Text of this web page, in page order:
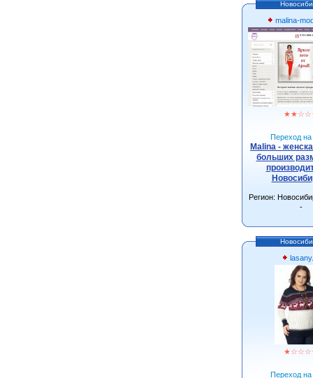
malina-
★★☆☆
Переход на
Malina -
больших
Регион:
-
★☆☆☆
Переход на